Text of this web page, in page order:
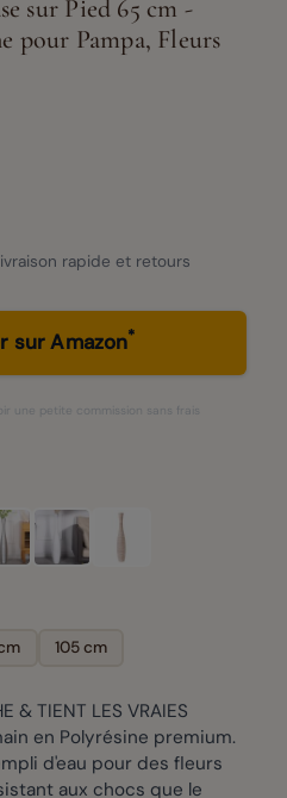
sur Pied 65 cm -
pour Pampa, Fleurs
rapide et retours
sur Amazon*
une petite commission sans frais
105 cm
& TIENT LES VRAIES
en Polyrésine premium.
d'eau pour des fleurs
aux chocs que le